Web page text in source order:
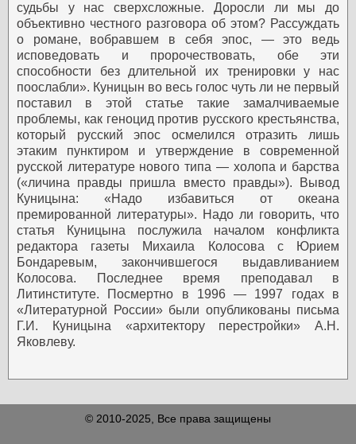
судьбы у нас сверхсложные. Доросли ли мы до
объективно честного разговора об этом? Рассуждать
о романе, вобравшем в себя эпос, — это ведь
исповедовать и пророчествовать, обе эти
способности без длительной их тренировки у нас
поослабли». Куницын во весь голос чуть ли не первый
поставил в этой статье такие замалчиваемые
проблемы, как геноцид против русского крестьянства,
который русский эпос осмелился отразить лишь
этаким пунктиром и утверждение в современной
русской литературе нового типа — холопа и барства
(«личина правды пришла вместо правды»). Вывод
Куницына: «Надо избавиться от океана
премированной литературы». Надо ли говорить, что
статья Куницына послужила началом конфликта
редактора газеты Михаила Колосова с Юрием
Бондаревым, закончившегося выдавливанием
Колосова. Последнее время преподавал в
Литинституте. Посмертно в 1996 — 1997 годах в
«Литературной России» были опубликованы письма
Г.И. Куницына «архитектору перестройки» А.Н.
Яковлеву.
© 2010-2025, Все права защищены